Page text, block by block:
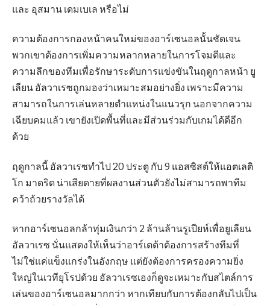
และ อุสมาน เดมเบเล หรือไม่
ความต้องการกองหน้าคนใหม่ของอาร์เซนอลนั้นชัดเจน
พวกเขาต้องการเพิ่มความหลากหลายในการโจมตีและ
ความลึกของทีมเพื่อรักษาระดับการแข่งขันในฤดูกาลหน้า ยู
เลียน อัลวาเรซถูกมองว่าเหมาะสมอย่างยิ่ง เพราะมีความ
สามารถในการเล่นหลายตำแหน่งในแนวรุก นอกจากความ
เฉียบคมแล้ว เขายังเปิดพื้นที่และมีส่วนร่วมกับเกมได้ดีอีก
ด้วย
ฤดูกาลนี้ อัลวาเรซทำไป 20 ประตู กับ 9 แอสซิสต์ให้แอตเลติ
โก มาดริด น่าเสียดายที่ผลงานส่วนตัวยังไม่สามารถพาทีม
คว้าถ้วยรางวัลได้
หากอาร์เซนอลกล้าทุ่มเงินกว่า 2 ล้านล้านรูเปียห์เพื่อยูเลียน
อัลวาเรซ นั่นแสดงให้เห็นว่าอาร์เตต้าต้องการสร้างทีมที่
ไม่ใช่แค่แข็งแกร่งในอังกฤษ แต่ยังต้องการครองความยิ่ง
ใหญ่ในเวทียุโรปด้วย อัลวาเรซเองก็ดูจะเหมาะกับสไตล์การ
เล่นของอาร์เซนอลมากกว่า หากเทียบกับการต้องกลับไปเป็น